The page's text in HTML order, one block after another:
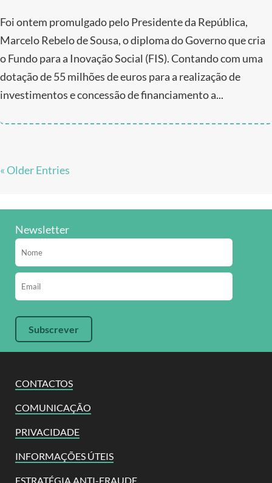
Foi ontem promulgado pelo Presidente da República,
Marcelo Rebelo de Sousa, o diploma do Governo que cria
o Fundo para a Inovação Social (FIS). Contando com uma
dotação de 55 milhões de euros para a realização de
investimentos e concessão de financiamento a...
« Older Entries
CONTACTOS
COMUNICAÇÃO
PRIVACIDADE
INFORMAÇÕES ÚTEIS
ESTRATÉGIA ANTI-FRAUDE
Newsletter